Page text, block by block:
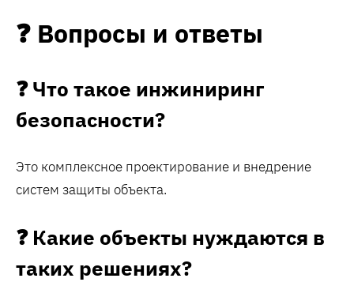
❓ Вопросы и ответы
❓ Что такое инжиниринг
безопасности?
Это комплексное проектирование и внедрение
систем защиты объекта.
❓ Какие объекты нуждаются в
таких решениях?